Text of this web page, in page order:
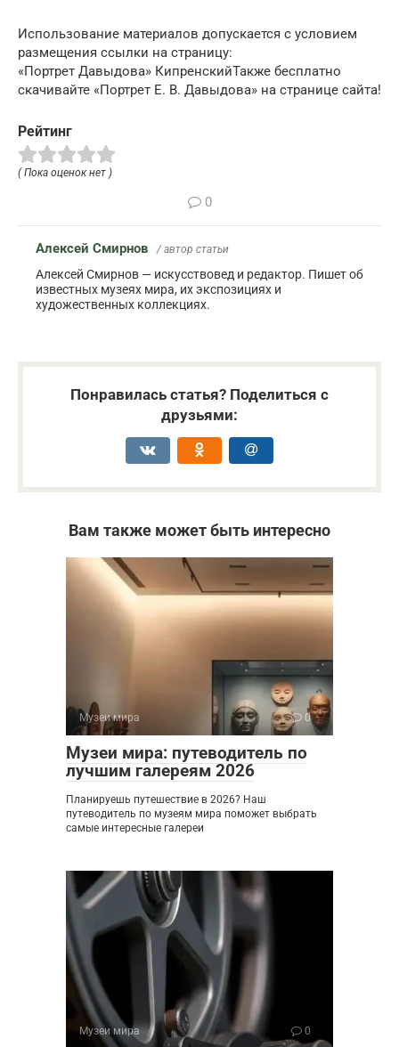
Использование материалов допускается с условием
размещения ссылки на страницу:
«Портрет Давыдова» КипренскийТакже бесплатно
скачивайте «Портрет Е. В. Давыдова» на странице сайта!
Рейтинг
( Пока оценок нет )
0
Алексей Смирнов / автор статьи
Алексей Смирнов — искусствовед и редактор. Пишет об
известных музеях мира, их экспозициях и
художественных коллекциях.
Понравилась статья? Поделиться с
друзьями:
Вам также может быть интересно
Музеи мира 0
Музеи мира: путеводитель по
лучшим галереям 2026
Планируешь путешествие в 2026? Наш
путеводитель по музеям мира поможет выбрать
самые интересные галереи
Музеи мира 0